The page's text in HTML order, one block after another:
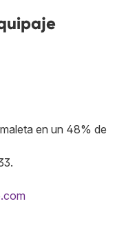
en un 48% de